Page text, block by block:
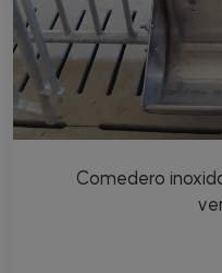
Comedero